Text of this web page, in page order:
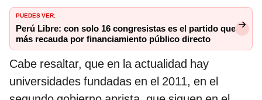
PUEDES VER:
Perú Libre: con solo 16 congresistas es el partido que
más recauda por financiamiento público directo
Cabe resaltar, que en la actualidad hay
universidades fundadas en el 2011, en el